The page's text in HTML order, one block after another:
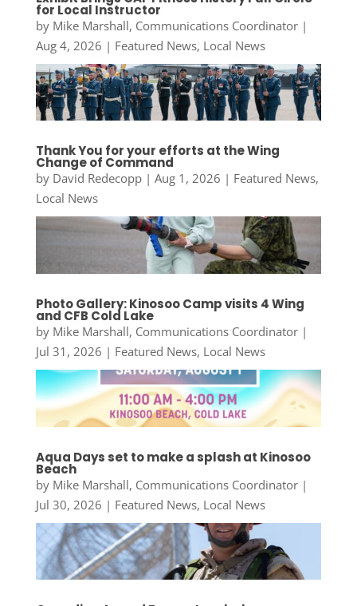
for Local Instructor
by Mike Marshall, Communications Coordinator|
Aug 4, 2026 | Featured News, Local News
Thank You for your efforts at the Wing
Change of Command
by David Redecopp| Aug 1, 2026 | Featured News,
Local News
Photo Gallery: Kinosoo Camp visits 4 Wing
and CFB Cold Lake
by Mike Marshall, Communications Coordinator|
Jul 31, 2026 | Featured News, Local News
Aqua Days set to make a splash at Kinosoo
Beach
by Mike Marshall, Communications Coordinator|
Jul 30, 2026 | Featured News, Local News